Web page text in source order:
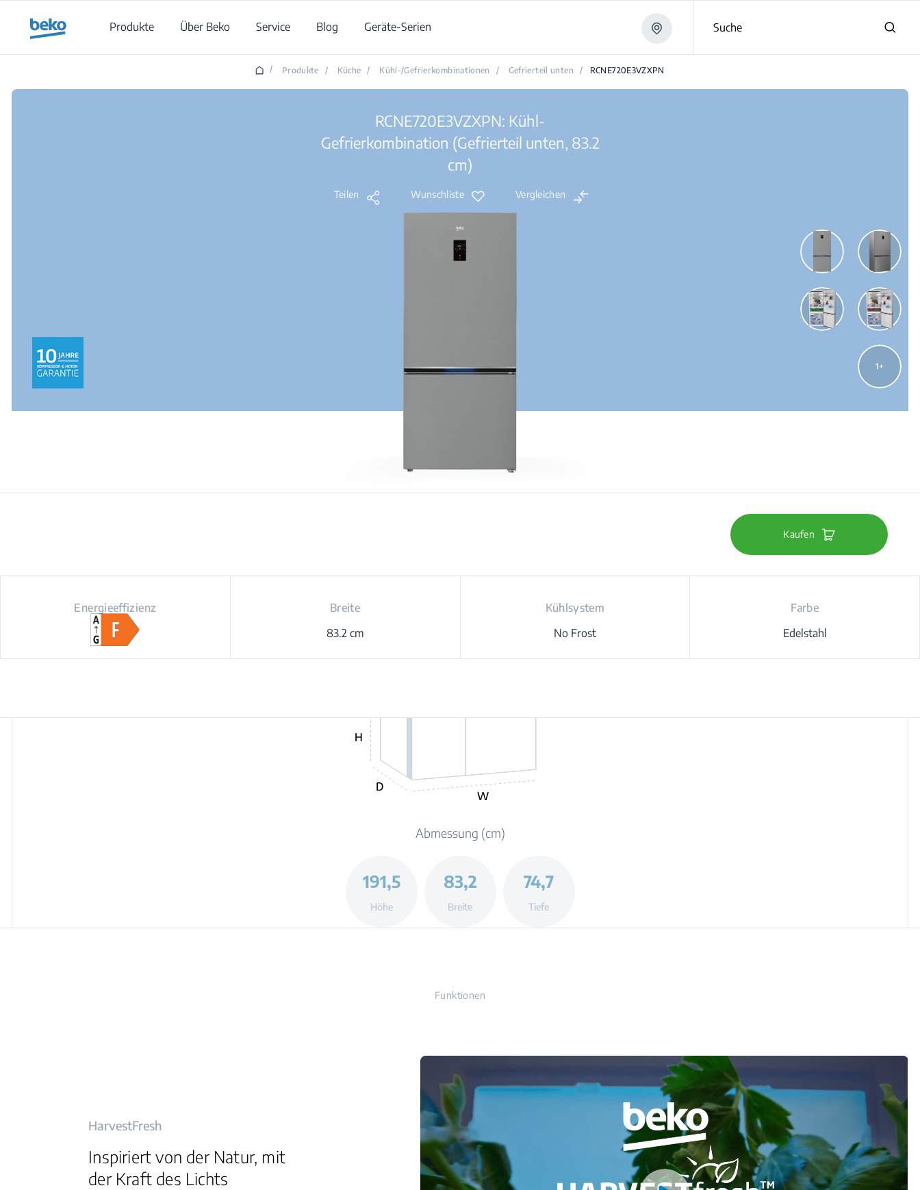
Produkte
Über Beko Service Blog Geräte-Serien Suche
/ Produkte / Küche / Kühl-/Gefrierkombinationen / Gefrierteil unten / RCNE720E3VZXPN
RCNE720E3VZXPN: Kühl-
Gefrierkombination (Gefrierteil unten, 83.2
cm)
Teilen Wunschliste Vergleichen
1
Kaufen
Energieeffizienz
Breite
83.2 cm
Kühlsystem
No Frost
Farbe
Edelstahl
H
D
W
Abmessung (cm)
191,5
Höhe
83,2
Breite
74,7
Tiefe
Funktionen
HarvestFresh
Inspiriert von der Natur, mit
der Kraft des Lichts